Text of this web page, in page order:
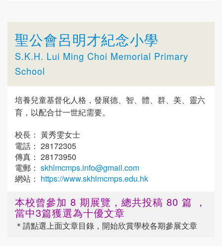
聖公會呂明才紀念小學
S.K.H. Lui Ming Choi Memorial Primary
School
培養兒童基督化人格，發展德、智、體、群、美、靈六
育，以配合廿一世紀需要。
校長： 黃秀雯女士
電話： 28172305
傳真： 28173950
電郵： skhlmcmps.info@gmail.com
網站： https://www.skhlmcmps.edu.hk
本校曾參加 8 期展覽，總共投稿 80 篇 ，
當中3篇獲選為十優文章
＊請點選上面文章目錄，開始欣賞學校各期參展文章